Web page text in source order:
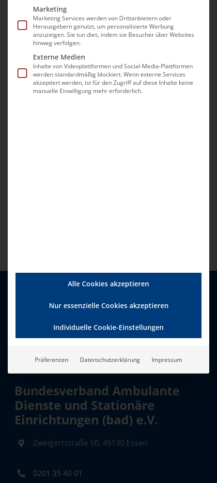
Vorherige
Veranstaltungen
Heute
Nächste
Kalender abonnieren
Bundesverband Ambulante
Dienste und Stationäre
Einrichtungen (bad) e.V.
Zweigertstraße 50, 45130 Essen
0201 35 40 01
Marketing
Marketing Services werden von Drittanbietern oder
Herausgebern genutzt, um personalisierte Werbung
anzuzeigen. Sie tun dies, indem sie Besucher über Websites
hinweg verfolgen.
Externe Medien
Inhalte von Videoplattformen und Social-Media-Plattformen
werden standardmäßig blockiert. Wenn externe Services
akzeptiert werden, ist für den Zugriff auf diese Inhalte keine
manuelle Einwilligung mehr erforderlich.
Alle Cookies akzeptieren
Nur essenzielle Cookies akzeptieren
Individuelle Cookie-Einstellungen
Präferenzen Datenschutzerklärung Impressum